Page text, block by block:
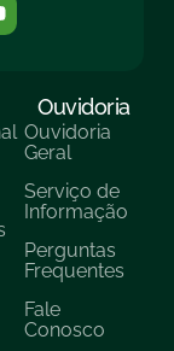
Ouvidoria
Ouvidoria
Geral
Serviço de
Informação
Perguntas
Frequentes
Fale
Conosco